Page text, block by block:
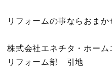
リフォームの事ならおまか
株式会社エネチタ・ホーム
リフォーム部 引地